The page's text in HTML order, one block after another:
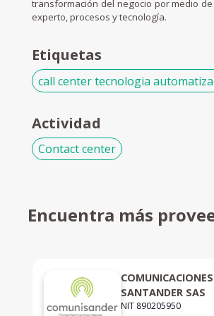
transformación del negocio por medio
experto, procesos y tecnología.
Etiquetas
call center tecnologia
Actividad
Contact center
Encuentra más
SANTANDER SAS
NIT 890205950